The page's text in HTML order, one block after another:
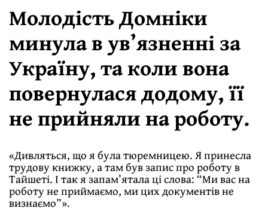
Молодість Домніки
минула в ув’язненні за
Україну, та коли вона
повернулася додому, її
не прийняли на роботу.
«Дивляться, що я була тюремницею. Я принесла
трудову книжку, а там був запис про роботу в
Тайшеті. І так я запам’ятала ці слова: “Ми вас на
роботу не приймаємо, ми цих документів не
визнаємо”».